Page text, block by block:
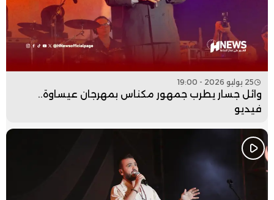
25 يوليو 2026 - 19:00
وائل جسار يطرب جمهور مكناس بمهرجان عيساوة..
فيديو